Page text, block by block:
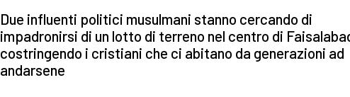
Due influenti politici musulmani stanno cercando di
impadronirsi di un lotto di terreno nel centro di
costringendo i cristiani che ci abitano da generazioni ad
andarsene